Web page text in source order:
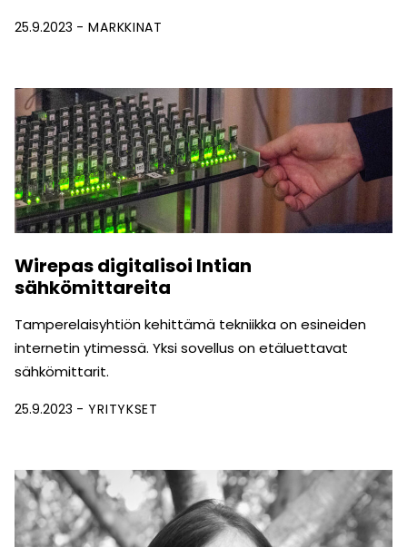
25.9.2023 MARKKINAT
Wirepas digitalisoi Intian
sähkömittareita
Tamperelaisyhtiön kehittämä tekniikka on esineiden
internetin ytimessä. Yksi sovellus on etäluettavat
sähkömittarit.
25.9.2023 YRITYKSET